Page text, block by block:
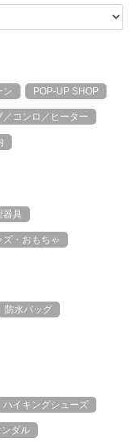
ン POP-UP SHOP
／コンロ／ヒーター
器具
ズ・おもちゃ
防水バッグ
ハイキングシューズ
ダル